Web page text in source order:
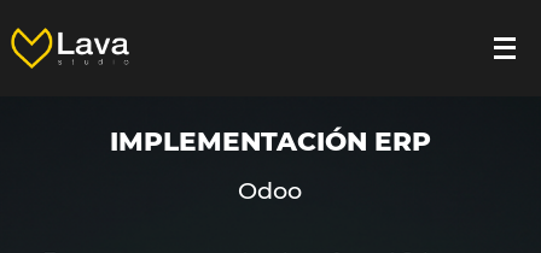
IMPLEMENTACIÓN ERP
Odoo